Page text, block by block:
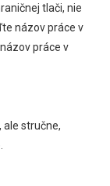
tlači, nie
názov práce v
práce v
stručne,